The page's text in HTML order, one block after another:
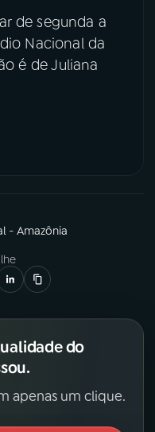
de segunda a
Nacional da
é de Juliana
- Amazônia
do
apenas um clique.